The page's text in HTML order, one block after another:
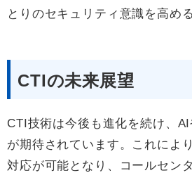
とりのセキュリティ意識を高め
CTIの未来展望
CTI技術は今後も進化を続け、
が期待されています。これによ
対応が可能となり、コールセン